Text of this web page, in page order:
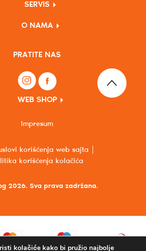
SERVIS
O NAMA
PRATITE NAS
WEB SHOP
2026. Sva prava zadržana.
korišćenja web sajta
korišćenja kolačića
Impresum
kolačiće kako bi pružio najbolje